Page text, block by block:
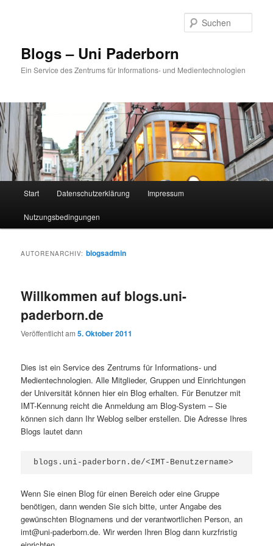
Blogs – Uni Paderborn
Ein Service des Zentrums für Informations- und Medientechnologien
Start Datenschutzerklärung Impressum
Nutzungsbedingungen
AUTORENARCHIV: blogsadmin
Willkommen auf blogs.uni-
paderborn.de
Veröffentlicht am5. Oktober 2011
Dies ist ein Service des Zentrums für Informations- und
Medientechnologien. Alle Mitglieder, Gruppen und Einrichtungen
der Universität können hier ein Blog erhalten. Für Benutzer mit
IMT-Kennung reicht die Anmeldung am Blog-System – Sie
können sich dann Ihr Weblog selber erstellen. Die Adresse Ihres
Blogs lautet dann
blogs.uni-paderborn.de/<IMT-Benutzername>
Wenn Sie einen Blog für einen Bereich oder eine Gruppe
benötigen, dann wenden Sie sich bitte, unter Angabe des
gewünschten Blognamens und der verantwortlichen Person, an
imt@uni-paderborn.de. Wir werden Ihren Blog dann kurzfristig